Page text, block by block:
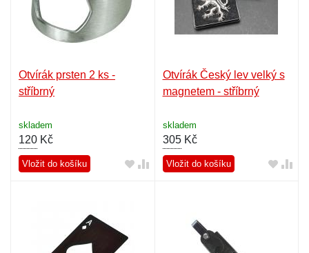
Otvírák prsten 2 ks -
stříbrný
skladem
120 Kč
Vložit do košíku
Otvírák Český lev velký s
magnetem - stříbrný
skladem
305Kč
Vložit do košíku